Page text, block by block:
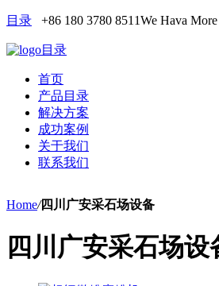
目录 +86 180 3780 8511We Hava
目录
首页
产品目录
解决方案
成功案例
关于我们
联系我们
Home/四川广安采石场设备
四川广安采石场设